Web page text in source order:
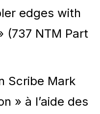
edges with
(737 NTM Part
Scribe Mark
» à l’aide des